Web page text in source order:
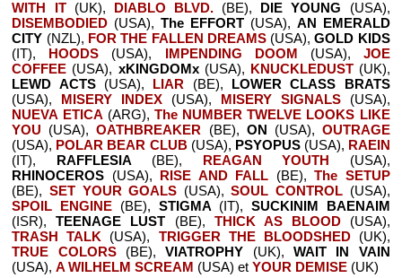
WITH IT(UK), DIABLO BLVD. (BE), DIE YOUNG (USA),
DISEMBODIED (USA),The EFFORT (USA), AN EMERALD
CITY (NZL), FOR THE FALLEN DREAMS(USA),GOLD KIDS
(IT), HOODS (USA), IMPENDING DOOM (USA), JOE
COFFEE (USA), xKINGDOMx(USA), KNUCKLEDUST(UK),
LEWD ACTS(USA), LIAR (BE), LOWER CLASS BRATS
(USA), MISERY INDEX (USA), MISERY SIGNALS(USA),
NUEVA ETICA (ARG), The NUMBER TWELVE LOOKS LIKE
YOU (USA),OATHBREAKER (BE), ON (USA), OUTRAGE
(USA), POLAR BEAR CLUB(USA), PSYOPUS(USA), RAEIN
(IT), RAFFLESIA (BE), REAGAN YOUTH (USA),
RHINOCEROS (USA), RISE AND FALL (BE),The SETUP
(BE), SET YOUR GOALS (USA),SOUL CONTROL (USA),
SPOIL ENGINE (BE), STIGMA (IT), SUCKINIM BAENAIM
(ISR),TEENAGE LUST (BE), THICK AS BLOOD(USA),
TRASH TALK (USA), TRIGGER THE BLOODSHED(UK),
TRUE COLORS(BE),VIATROPHY (UK), WAIT IN VAIN
(USA),A WILHELM SCREAM (USA) etYOUR DEMISE (UK)